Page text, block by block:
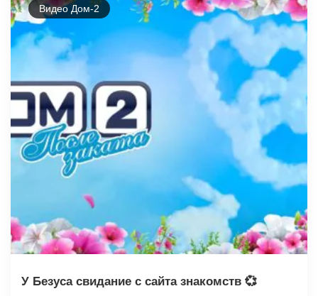
Видео Дом-2
У Безуса свидание с сайта знакомств 💞